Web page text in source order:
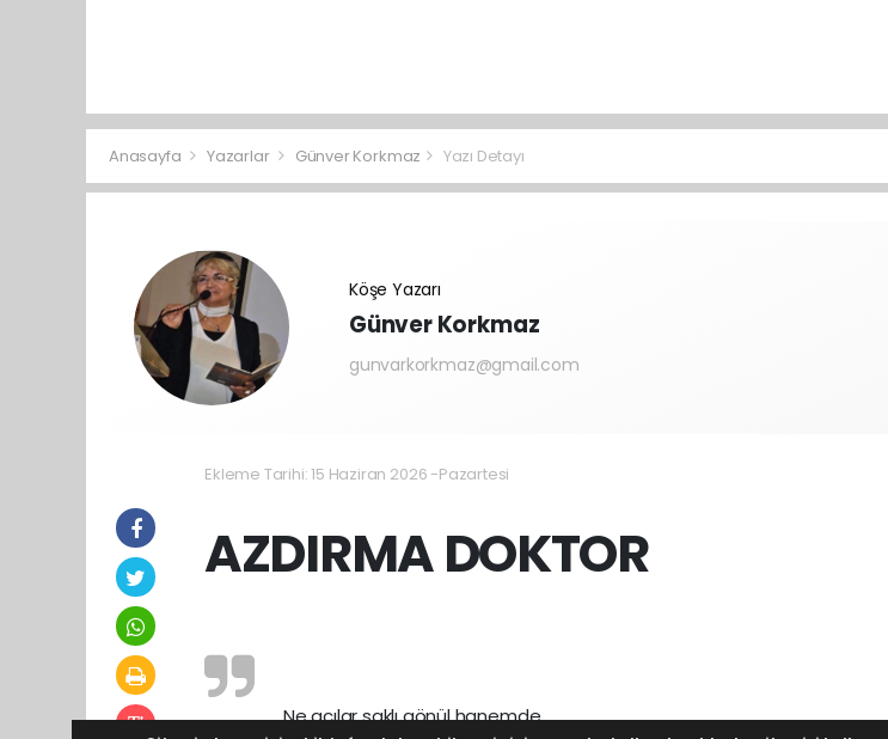
Anasayfa Yazarlar Günver Korkmaz Yazı Detayı
Köşe Yazarı
Günver Korkmaz
gunvarkorkmaz@gmail.com
Ekleme Tarihi: 15 Haziran 2026 -Pazartesi
AZDIRMA DOKTOR
Ne acılar saklı gönül hanemde